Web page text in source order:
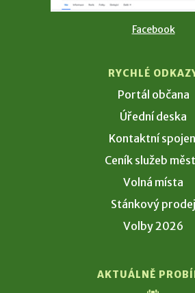
Facebook
RYCHLÉ
Portál občana
Úřední deska
Kontaktní
Ceník služeb
Volná místa
Stánkový prodej
Volby 2026
AKTUÁLNĚ